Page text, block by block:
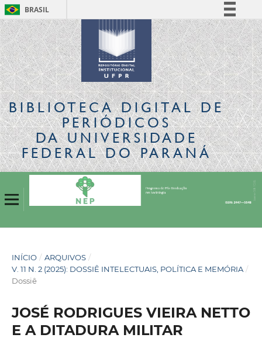
BRASIL
Simplifique!
Comunica BR
Participe
Acesso à informação
Legislação
Canais
BIBLIOTECA DIGITALDE
PERIÓDICOS
DA UNIVERSIDADE
FEDERAL DO PARANÁ
INÍCIO / ARQUIVOS /
V. 11 N. 2 (2025): DOSSIÊ INTELECTUAIS, POLÍTICA E MEMÓRIA /
Dossiê
JOSÉ RODRIGUES VIEIRA NETTO
E A DITADURA MILITAR